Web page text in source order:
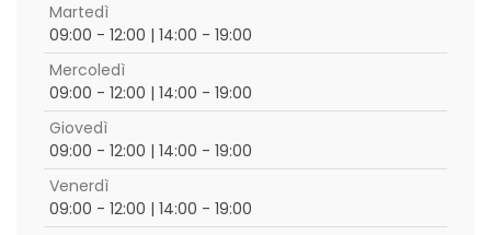
Martedì
09:00 - 12:00 | 14:00 - 19:00
Mercoledì
09:00 - 12:00 | 14:00 - 19:00
Giovedì
09:00 - 12:00 | 14:00 - 19:00
Venerdì
09:00 - 12:00 | 14:00 - 19:00